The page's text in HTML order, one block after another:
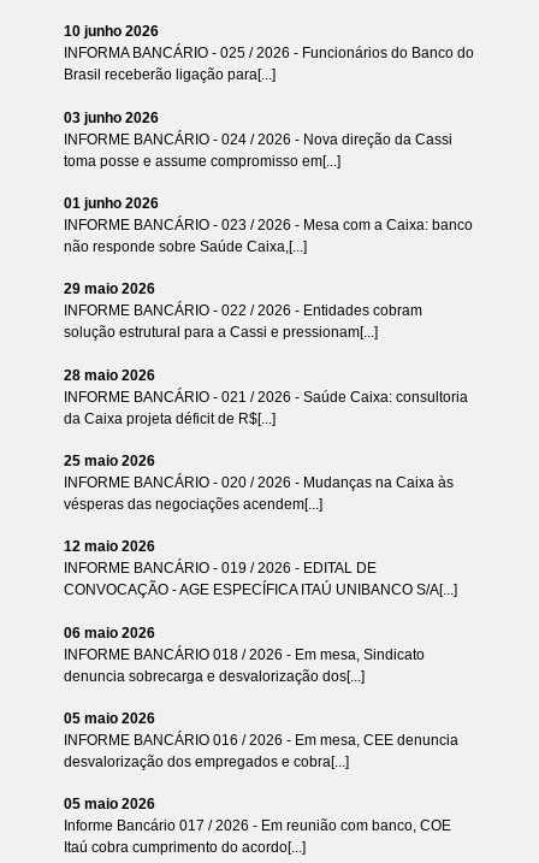
10 junho 2026
INFORMA BANCÁRIO - 025 / 2026 - Funcionários do Banco do
Brasil receberão ligação para[...]
03 junho 2026
INFORME BANCÁRIO - 024 / 2026 - Nova direção da Cassi
toma posse e assume compromisso em[...]
01 junho 2026
INFORME BANCÁRIO - 023 / 2026 - Mesa com a Caixa: banco
não responde sobre Saúde Caixa,[...]
29 maio 2026
INFORME BANCÁRIO - 022 / 2026 - Entidades cobram
solução estrutural para a Cassi e pressionam[...]
28 maio 2026
INFORME BANCÁRIO - 021 / 2026 - Saúde Caixa: consultoria
da Caixa projeta déficit de R$[...]
25 maio 2026
INFORME BANCÁRIO - 020 / 2026 - Mudanças na Caixa às
vésperas das negociações acendem[...]
12 maio 2026
INFORME BANCÁRIO - 019 / 2026 - EDITAL DE
CONVOCAÇÃO - AGE ESPECÍFICA ITAÚ UNIBANCO S/A[...]
06 maio 2026
INFORME BANCÁRIO 018 / 2026 - Em mesa, Sindicato
denuncia sobrecarga e desvalorização dos[...]
05 maio 2026
INFORME BANCÁRIO 016 / 2026 - Em mesa, CEE denuncia
desvalorização dos empregados e cobra[...]
05 maio 2026
Informe Bancário 017 / 2026 - Em reunião com banco, COE
Itaú cobra cumprimento do acordo[...]